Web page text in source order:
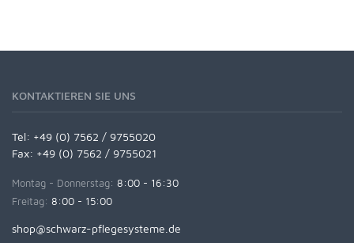
KONTAKTIEREN SIE UNS
Tel: +49 (0) 7562 / 9755020
Fax: +49 (0) 7562 / 9755021
Montag - Donnerstag: 8:00 - 16:30
Freitag: 8:00 - 15:00
shop@schwarz-pflegesysteme.de